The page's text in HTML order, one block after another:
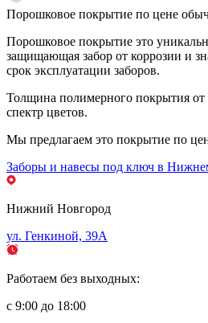
Порошковое покрытие по цене
Порошковое покрытие это
защищающая забор от коррозии и
срок эксплуатации заборов.
Толщина полимерного покрытия
спектр цветов.
Мы предлагаем это покрытие по
Заборы и навесы под ключ в
Нижний Новгород
ул. Генкиной, 39А
Работаем без выходных:
с 9:00 до 18:00